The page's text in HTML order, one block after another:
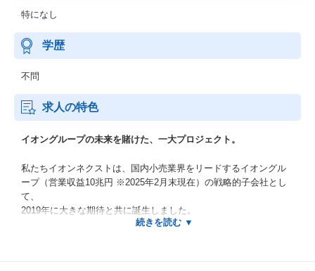
特になし
学歴
不問
求人の特色
イオングループの未来を賭けた、一大プロジェクト。
私たちイオンネクストは、国内小売業界をリードするイオングル
ープ（営業収益10兆円 ※2025年2月末現在）の戦略的子会社とし
て、
2019年に大きな期待と共に誕生しました。